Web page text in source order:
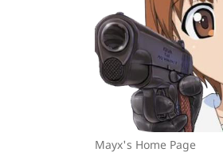
Mayx's Home Page